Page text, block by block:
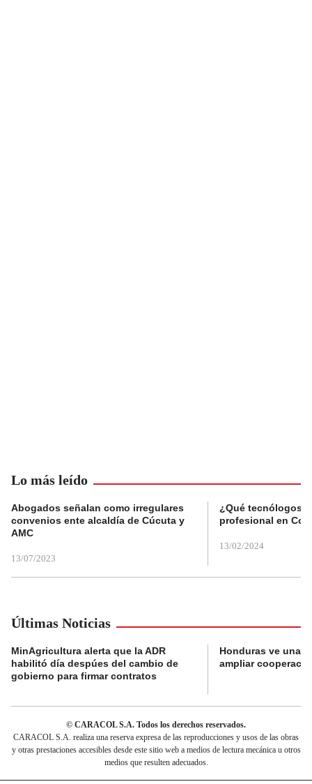
Lo más leído
Abogados señalan como irregulares
convenios ente alcaldía de Cúcuta y
AMC
13/07/2023
¿Qué tecnólogos
profesional en
13/02/2024
Últimas Noticias
MinAgricultura alerta que la ADR
habilitó día despúes del cambio de
gobierno para firmar contratos
Honduras ve una
ampliar
© CARACOL S.A. Todos los derechos reservados.
CARACOL S.A. realiza una reserva expresa de las reproducciones y usos de las obras
y otras prestaciones accesibles desde este sitio web a medios de lectura mecánica u otros
medios que resulten adecuados.